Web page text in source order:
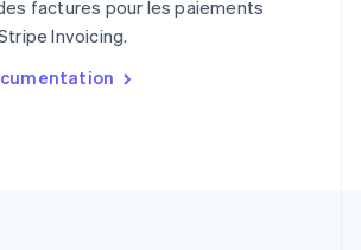
factures pour les paiements
Invoicing.